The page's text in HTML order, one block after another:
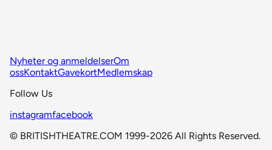
Nyheter og anmeldelserOm
ossKontaktGavekortMedlemskap
Follow Us
instagramfacebook
© BRITISHTHEATRE.COM 1999-2026 All Rights Reserved.